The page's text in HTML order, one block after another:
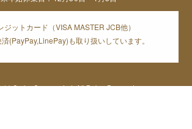
ジットカード（VISA MASTER JCB他）
(PayPay,LinePay)も取り扱いしています。
(c) Orphe Group.co,Ltd. All Rights Reserved,